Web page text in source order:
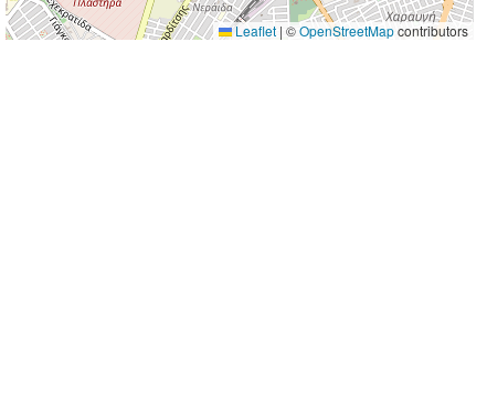
Leaflet | ©OpenStreetMapcontributors